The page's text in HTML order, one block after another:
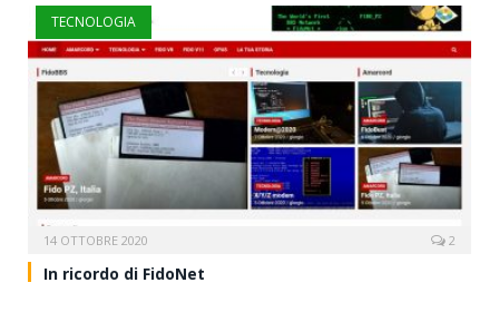
TECNOLOGIA
14 OTTOBRE 2020 2
In ricordo di FidoNet